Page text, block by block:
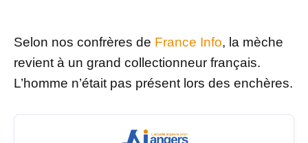
Selon nos confrères de France Info, la mèche
revient à un grand collectionneur français.
L’homme n’était pas présent lors des enchères.